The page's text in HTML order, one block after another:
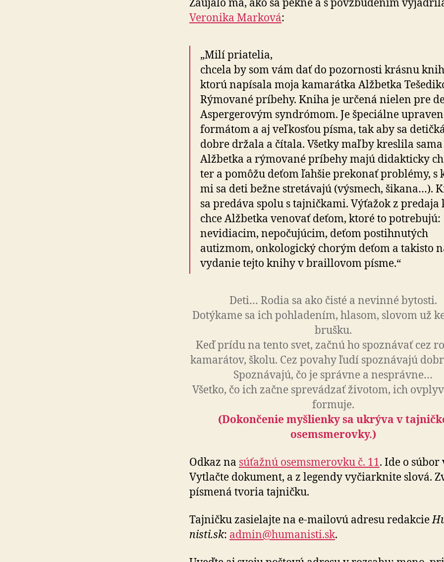
Zaujalo ma, ako sa pekne a s povzbudením
Veronika Marková:
„Milí priatelia,
chcela by som vám dať do pozornosti krásnu
ktorú napísala moja kamarátka Alžbetka
Rýmované príbehy. Kniha je určená nielen pre
Aspergerovým syndrómom. Je špeciálne
formátom a aj veľkosťou písma, tak aby sa
dobre držala a čítala. Všetky maľby kreslila sama
Alžbetka a rýmované príbehy majú didakticky
ter a pomôžu deťom ľahšie prekonať problémy,
mi sa deti bežne stretávajú (výsmech, šikana…).
sa predáva spolu s tajničkami. Výťažok z
chce Alžbetka venovať deťom, ktoré to potrebujú:
nevidiacim, nepočujúcim, deťom postihnutých
autizmom, onkologický chorým deťom a takisto
vydanie tejto knihy v braillovom písme.“
Deti… Rodia sa ako čisté a nevinné bytosti.
Dotýkame sa ich pohladením, hlasom, slovom už
brušku.
Keď prídu na tento svet, začnú ho spoznávať cez
kamarátov, školu. Cez povahy ľudí spoznávajú
Spoznávajú, čo je správne a nesprávne…
Všetko, čo ich začne sprevádzať životom, ich
formuje.
(Dokončenie myšlienky sa ukrýva v
osemsmerovky.)
Odkaz na súťažnú osemsmerovku č. 11. Ide o súbor
Vytlačte dokument, a z legendy vyčiarknite slová.
písmená tvoria tajničku.
Tajničku zasielajte na e-mailovú adresu redakcie
nis­ti.sk: admin@humanisti.sk.